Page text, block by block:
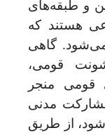
و طبقه‌های
هستند که
می‌شود. گاهی
قومی،
قومی منجر
مدنی
شود، از طریق